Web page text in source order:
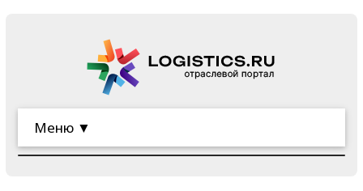
Меню ▼